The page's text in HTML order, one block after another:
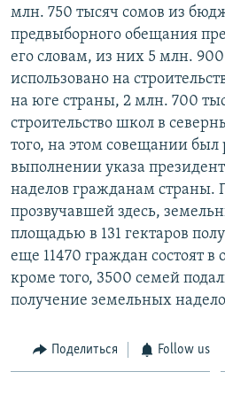
млн. 750 тысяч сомов из
предвыборного обещания
его словам, из них 5 млн.
использовано на
на юге страны, 2 млн. 700
строительство школ в
того, на этом совещании был
выполнении указа
наделов гражданам страны.
прозвучавшей здесь,
площадью в 131 гектаров
еще 11470 граждан состоят в
кроме того, 3500 семей
получение земельных
Поделиться Follow us